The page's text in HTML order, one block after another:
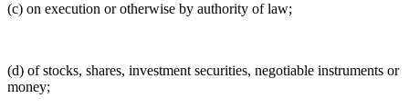
(c) on execution or otherwise by authority of law;
(d) of stocks, shares, investment securities, negotiable instruments or
money;